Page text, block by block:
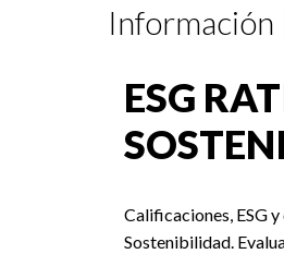
Información
ESG
Calificaciones, ESG
Sostenibilidad.